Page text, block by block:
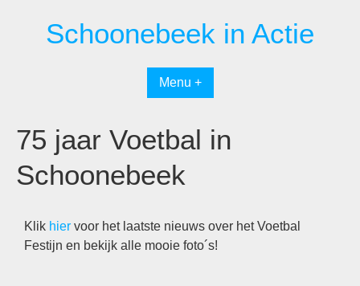
Schoonebeek in Actie
Menu +
75 jaar Voetbal in
Schoonebeek
Klik hier voor het laatste nieuws over het Voetbal
Festijn en bekijk alle mooie foto´s!